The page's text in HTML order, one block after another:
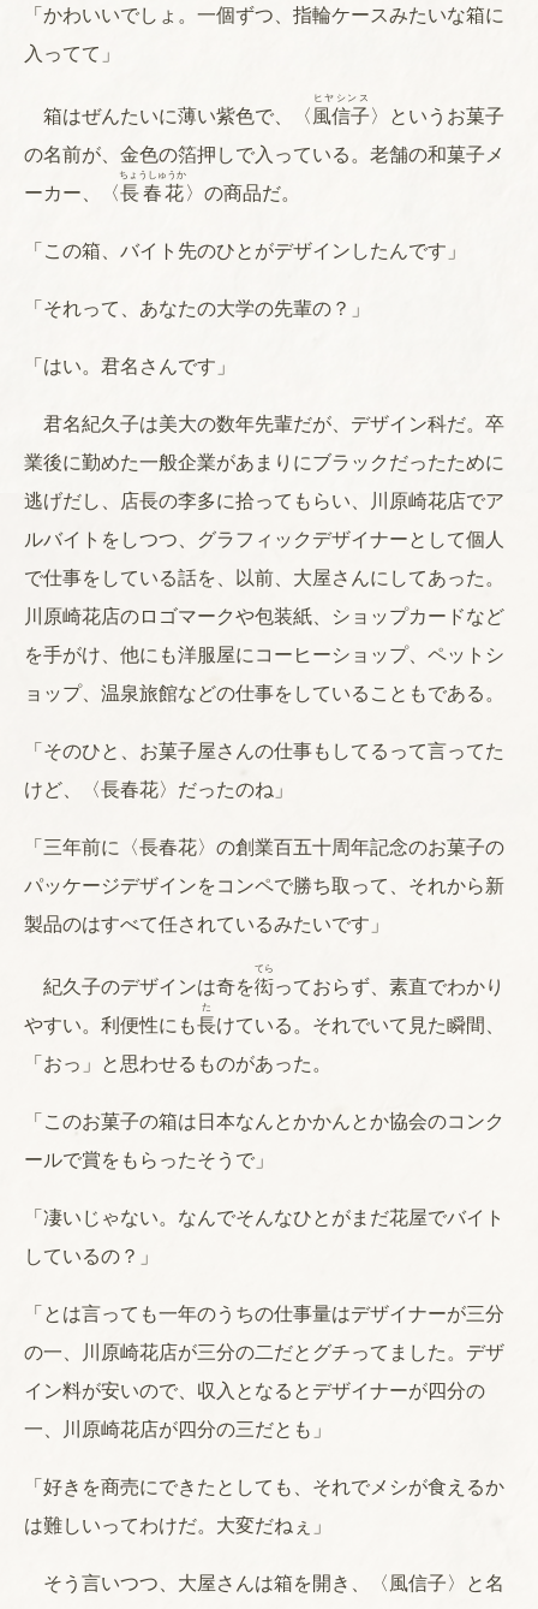
「かわいいでしょ。一個ずつ、指輪ケースみたいな箱に
入ってて」
箱はぜんたいに薄い紫色で、〈風信子
ヒヤシンス
〉というお菓子
の名前が、金色の箔押しで入っている。老舗の和菓子メ
ーカー、〈長春花
ちょうしゅうか
〉の商品だ。
「この箱、バイト先のひとがデザインしたんです」
「それって、あなたの大学の先輩の？」
「はい。君名さんです」
君名紀久子は美大の数年先輩だが、デザイン科だ。卒
業後に勤めた一般企業があまりにブラックだったために
逃げだし、店長の李多に拾ってもらい、川原崎花店でア
ルバイトをしつつ、グラフィックデザイナーとして個人
で仕事をしている話を、以前、大屋さんにしてあった。
川原崎花店のロゴマークや包装紙、ショップカードなど
を手がけ、他にも洋服屋にコーヒーショップ、ペットシ
ョップ、温泉旅館などの仕事をしていることもである。
「そのひと、お菓子屋さんの仕事もしてるって言ってた
けど、〈長春花〉だったのね」
「三年前に〈長春花〉の創業百五十周年記念のお菓子の
パッケージデザインをコンペで勝ち取って、それから新
製品のはすべて任されているみたいです」
紀久子のデザインは奇を衒
てら
っておらず、素直でわかり
やすい。利便性にも長
た
けている。それでいて見た瞬間、
「おっ」と思わせるものがあった。
「このお菓子の箱は日本なんとかかんとか協会のコンク
ールで賞をもらったそうで」
「凄いじゃない。なんでそんなひとがまだ花屋でバイト
しているの？」
「とは言っても一年のうちの仕事量はデザイナーが三分
の一、川原崎花店が三分の二だとグチってました。デザ
イン料が安いので、収入となるとデザイナーが四分の
一、川原崎花店が四分の三だとも」
「好きを商売にできたとしても、それでメシが食えるか
は難しいってわけだ。大変だねぇ」
そう言いつつ、大屋さんは箱を開き、〈風信子〉と名